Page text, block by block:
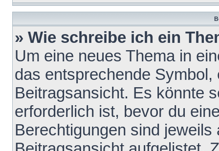
» Wie schreibe ich ein
Um eine neues Thema in
das entsprechende
Beitragsansicht. Es könnte
erforderlich ist, bevor du
Berechtigungen sind